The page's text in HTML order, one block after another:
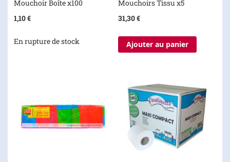
Mouchoir Boîte x100
1,10 €
En rupture de stock
Mouchoirs Tissu x5
31,30 €
Ajouter au panier